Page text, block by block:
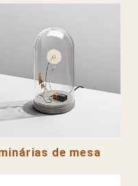
de mesa